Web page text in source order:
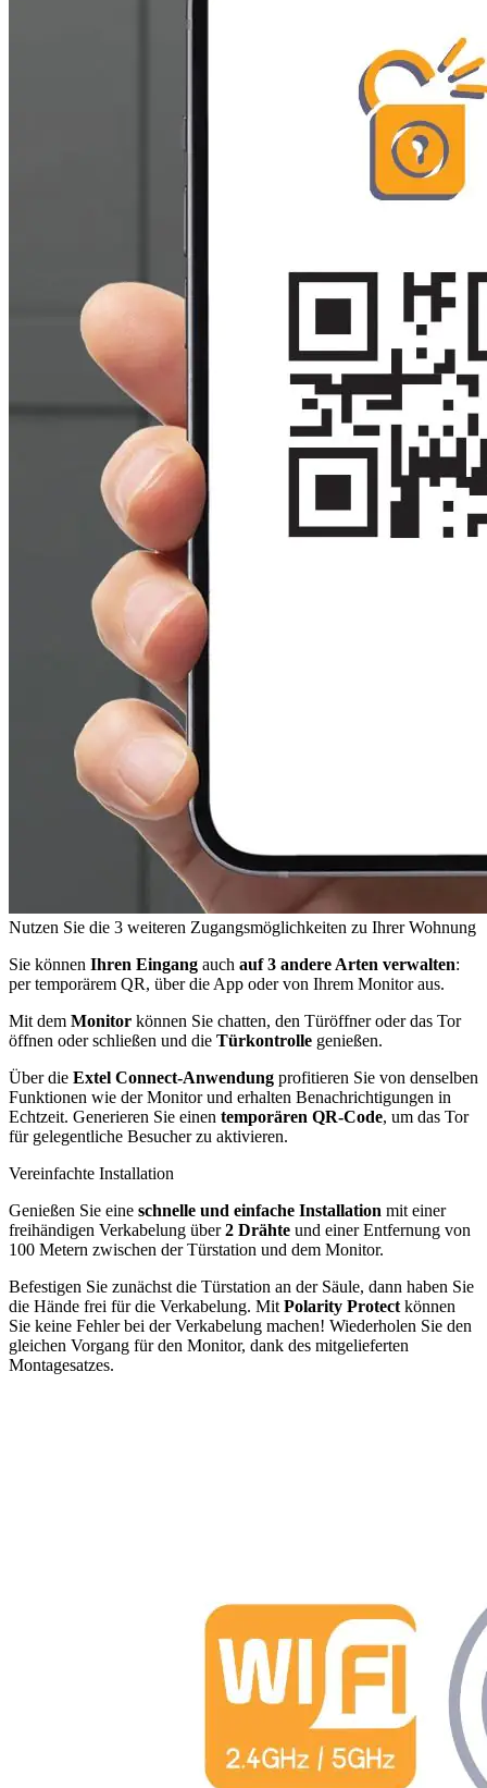
Nutzen Sie die 3 weiteren Zugangsmöglichkeiten zu Ihrer Wohnung
Sie können Ihren Eingang auch auf 3 andere Arten verwalten:
per temporärem QR, über die App oder von Ihrem Monitor aus.
Mit dem Monitor können Sie chatten, den Türöffner oder das Tor
öffnen oder schließen und die Türkontrolle genießen.
Über die Extel Connect-Anwendung profitieren Sie von denselben
Funktionen wie der Monitor und erhalten Benachrichtigungen in
Echtzeit. Generieren Sie einen temporären QR-Code, um das Tor
für gelegentliche Besucher zu aktivieren.
Vereinfachte Installation
Genießen Sie eine schnelle und einfache Installation mit einer
freihändigen Verkabelung über2 Drähte und einer Entfernung von
100 Metern zwischen der Türstation und dem Monitor.
Befestigen Sie zunächst die Türstation an der Säule, dann haben Sie
die Hände frei für die Verkabelung. MitPolarity Protectkönnen
Sie keine Fehler bei der Verkabelung machen! Wiederholen Sie den
gleichen Vorgang für den Monitor, dank des mitgelieferten
Montagesatzes.